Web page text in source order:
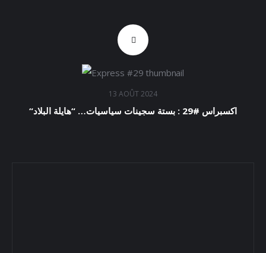
13 AOÛT 2024
“اكسبراس #29 : بستة سجينات سياسيات… “هايلة البلاد